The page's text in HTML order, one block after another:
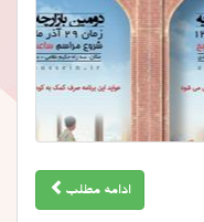
ادامه مطلب